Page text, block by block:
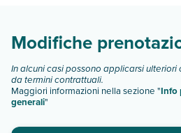
Modifiche
In alcuni casi possono applicarsi
da termini contrattuali.
Maggiori informazioni nella sezione "Info
generali"